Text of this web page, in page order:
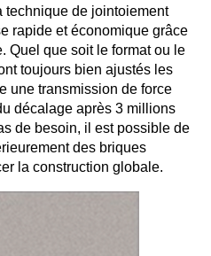
technique de jointoiement
rapide et économique grâce
Quel que soit le format ou le
toujours bien ajustés les
une transmission de force
décalage après 3 millions
de besoin, il est possible de
des briques
la construction globale.